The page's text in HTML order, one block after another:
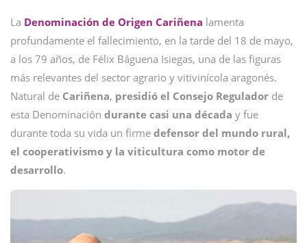
La Denominación de Origen Cariñena lamenta
profundamente el fallecimiento, en la tarde del 18 de mayo,
a los 79 años, de Félix Báguena Isiegas, una de las figuras
más relevantes del sector agrario y vitivinícola aragonés.
Natural de Cariñena, presidió el Consejo Regulador de
esta Denominación durante casi una década y fue
durante toda su vida un firme defensor del mundo rural,
el cooperativismo y la viticultura como motor de
desarrollo.